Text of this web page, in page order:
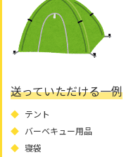
送っていただける一例
テント
バーベキュー用品
寝袋